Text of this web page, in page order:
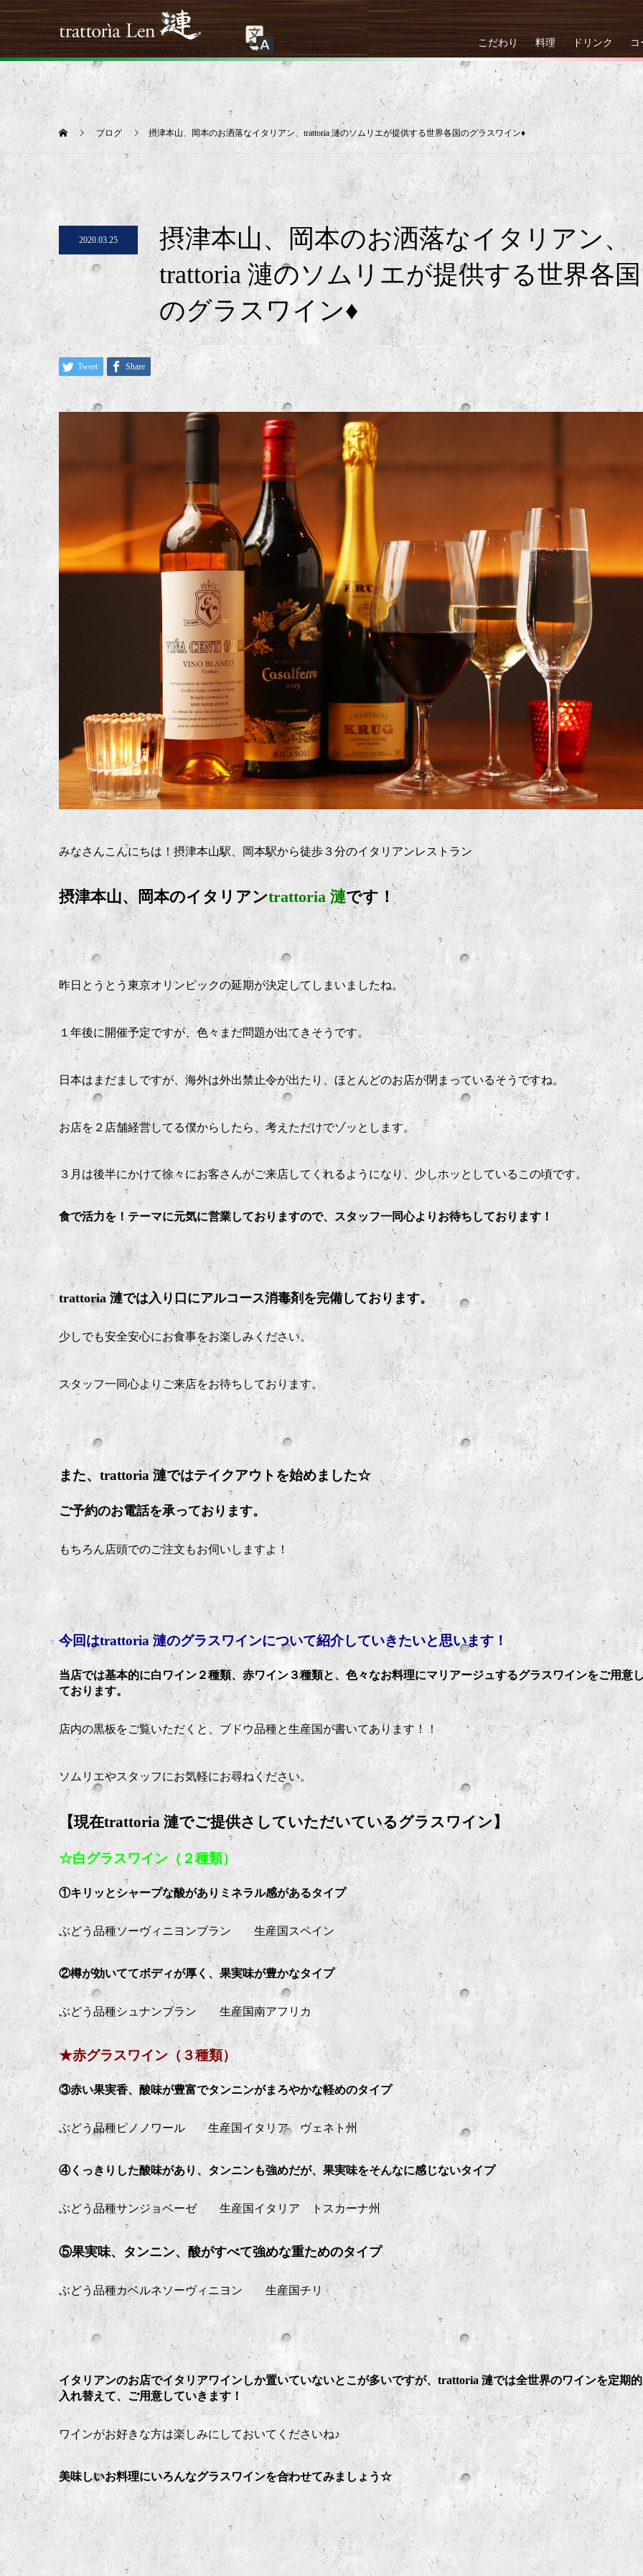
こだわり 料理 ドリンク コ
ブログ 摂津本山、岡本のお洒落なイタリアン、trattoria 漣のソムリエが提供する世界各国のグラスワイン♦
2020.03.25
摂津本山、岡本のお洒落なイタリアン、
trattoria 漣のソムリエが提供する世界各国
のグラスワイン♦
Tweet Share
みなさんこんにちは！摂津本山駅、岡本駅から徒歩３分のイタリアンレストラン
摂津本山、岡本のイタリアンtrattoria 漣です！
昨日とうとう東京オリンピックの延期が決定してしまいましたね。
１年後に開催予定ですが、色々まだ問題が出てきそうです。
日本はまだましですが、海外は外出禁止令が出たり、ほとんどのお店が閉まっているそうですね。
お店を２店舗経営してる僕からしたら、考えただけでゾッとします。
３月は後半にかけて徐々にお客さんがご来店してくれるようになり、少しホッとしているこの頃です。
食で活力を！テーマに元気に営業しておりますので、スタッフ一同心よりお待ちしております！
trattoria 漣では入り口にアルコース消毒剤を完備しております。
少しでも安全安心にお食事をお楽しみください。
スタッフ一同心よりご来店をお待ちしております。
また、trattoria 漣ではテイクアウトを始めました☆
ご予約のお電話を承っております。
もちろん店頭でのご注文もお伺いしますよ！
今回はtrattoria 漣のグラスワインについて紹介していきたいと思います！
当店では基本的に白ワイン２種類、赤ワイン３種類と、色々なお料理にマリアージュするグラスワインをご用意
ております。
店内の黒板をご覧いただくと、ブドウ品種と生産国が書いてあります！！
ソムリエやスタッフにお気軽にお尋ねください。
【現在trattoria 漣でご提供さしていただいているグラスワイン】
☆白グラスワイン（２種類）
①キリッとシャープな酸がありミネラル感があるタイプ
ぶどう品種ソーヴィニヨンブラン 生産国スペイン
②樽が効いててボディが厚く、果実味が豊かなタイプ
ぶどう品種シュナンブラン 生産国南アフリカ
★赤グラスワイン（３種類）
③赤い果実香、酸味が豊富でタンニンがまろやかな軽めのタイプ
ぶどう品種ピノノワール 生産国イタリア ヴェネト州
④くっきりした酸味があり、タンニンも強めだが、果実味をそんなに感じないタイプ
ぶどう品種サンジョベーゼ 生産国イタリア トスカーナ州
⑤果実味、タンニン、酸がすべて強めな重ためのタイプ
ぶどう品種カベルネソーヴィニヨン 生産国チリ
イタリアンのお店でイタリアワインしか置いていないとこが多いですが、trattoria 漣では全世界のワインを定期
入れ替えて、ご用意していきます！
ワインがお好きな方は楽しみにしておいてくださいね♪
美味しいお料理にいろんなグラスワインを合わせてみましょう☆